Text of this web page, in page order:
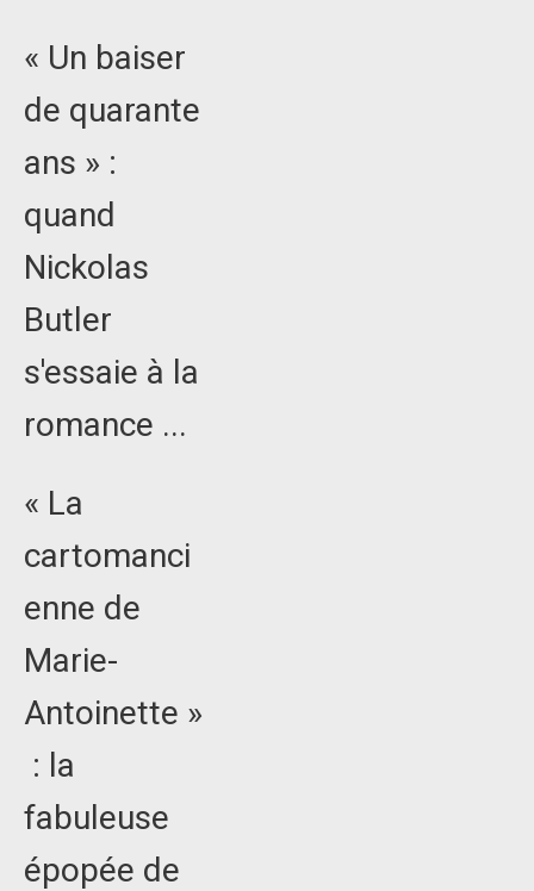
« Un baiser
de quarante
ans » :
quand
Nickolas
Butler
s'essaie à la
romance ...
« La
cartomanci
enne de
Marie-
Antoinette »
: la
fabuleuse
épopée de